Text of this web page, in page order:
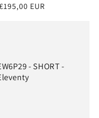
EUR
- SHORT -